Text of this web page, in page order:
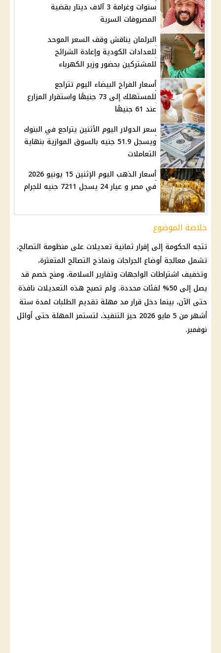
سنوات وغرامة 3 آلاف دينار بقضية
المصروفات السرية
البرلمان يناقش وقف السعر الموحد
للعدادات الكودية وإعادة الشرائح
للمشتركين بحضور وزير الكهرباء
أسعار الفراخ البيضاء اليوم تتراجع
للمستهلك إلى 73 جنيهًا واستقرار المزارع
عند 61 جنيهًا
سعر الدولار اليوم الأثنين يتراجع في البنوك
ويسجل 51.9 جنيه بالسوق الموازية بنهاية
التعاملات
أسعار الذهب اليوم الإثنين 15 يونيو 2026
في مصر و عيار 24 يسجل 7211 جنيه للجرام
خلاصة الموضوع
تتجه الحكومة إلى إقرار ثمانية تعديلات على منظومة التصالح،
تشمل معالجة أوضاع الجراجات ونماذج التصالح المتعثرة،
وتخفيف اشتراطات الواجهات وتقارير السلامة، ومنح خصم قد
يصل إلى 50% لفئات محددة. ولم تصبح هذه التعديلات نافذة
حتى الآن، بينما دخل قرار مد مهلة تقديم الطلبات لمدة ستة
أشهر من 5 مايو 2026 حيز التنفيذ، لتستمر المهلة حتى أوائل
نوفمبر.